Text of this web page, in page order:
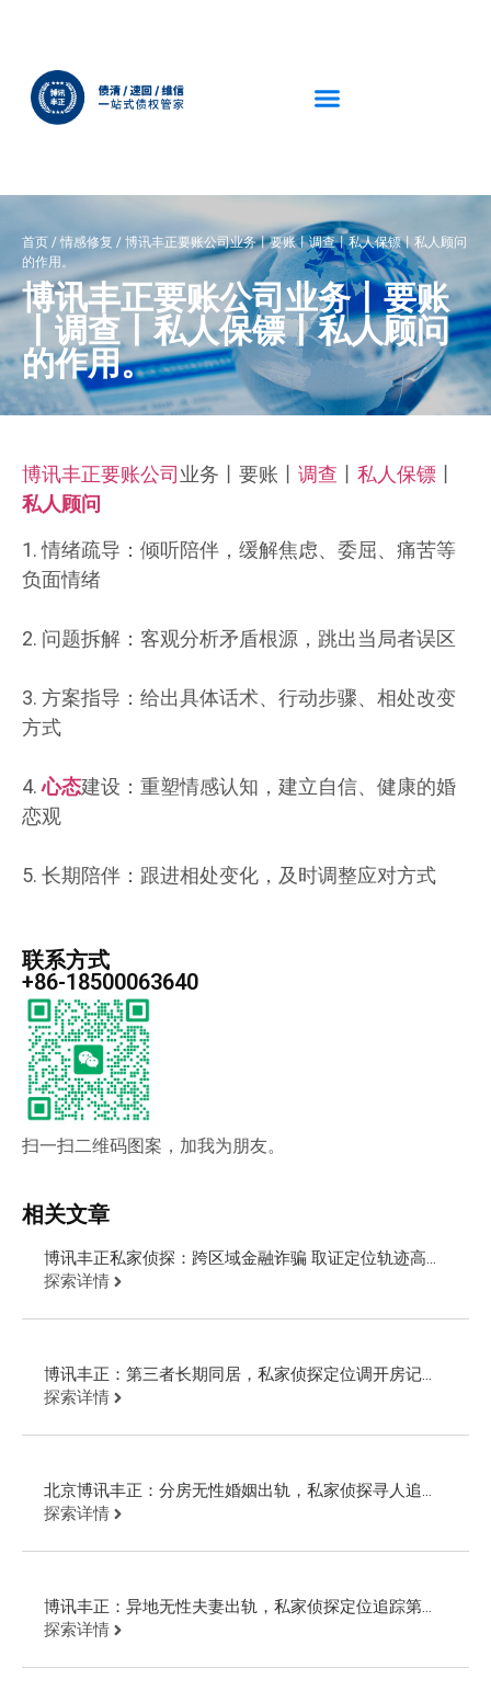
首页 /情感修复 /博讯丰正要账公司业务丨要账丨调查丨私人保镖丨私人顾问
的作用。
博讯丰正要账公司业务丨要账
丨调查丨私人保镖丨私人顾问
的作用。
博讯丰正要账公司 业务丨要账丨 调查 私人保镖
私人顾问
1. 情绪疏导：倾听陪伴，缓解焦虑、委屈、痛苦等
负面情绪
2. 问题拆解：客观分析矛盾根源，跳出当局者误区
3. 方案指导：给出具体话术、行动步骤、相处改变
方式
4.心态建设：重塑情感认知，建立自信、健康的婚
恋观
5. 长期陪伴：跟进相处变化，及时调整应对方式
联系方式
+86-18500063640
扫一扫二维码图案，加我为朋友。
相关文章
博讯丰正私家侦探：跨区域金融诈骗 取证定位轨迹高效
追回欠款
探索详情
博讯丰正：第三者长期同居，私家侦探定位调开房记录
追回财物
探索详情
北京博讯丰正：分房无性婚姻出轨，私家侦探寻人追踪
第三者轨迹
探索详情
博讯丰正：异地无性夫妻出轨，私家侦探定位追踪第三
者追回财物
探索详情